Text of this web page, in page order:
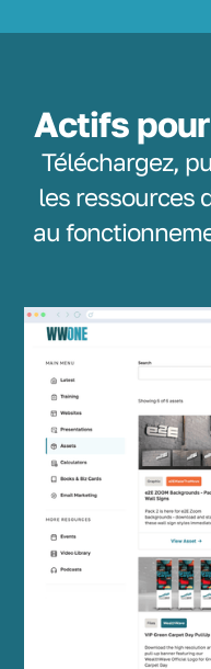
Actifs
Téléchargez,
les ressources
au